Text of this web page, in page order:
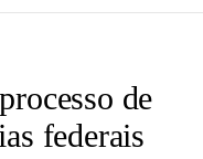
de
federais